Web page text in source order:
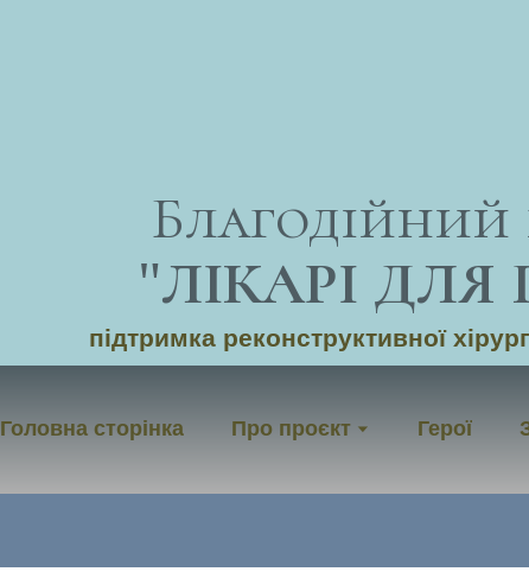
Благодійний
"ЛІКАРІ ДЛЯ
підтримка реконструктивної
Головна сторінка Про проєкт Герої